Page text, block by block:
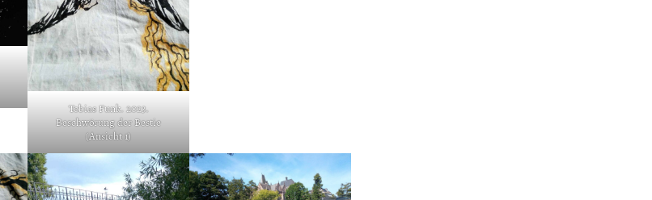
Tobias Funk. 2023.
Beschwörung der Bestie
(Ansicht 1)